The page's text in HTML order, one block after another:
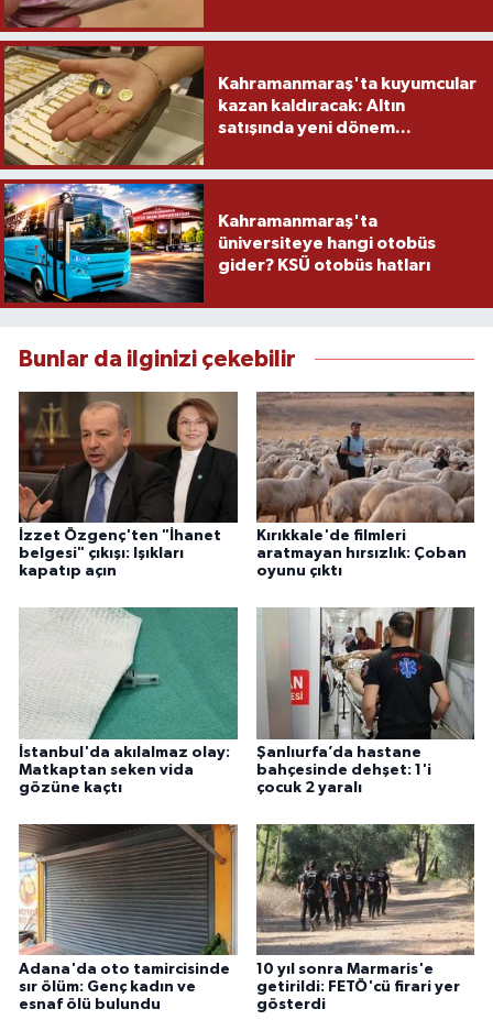
Kahramanmaraş'ta kuyumcular
kazan kaldıracak: Altın
satışında yeni dönem...
Kahramanmaraş'ta
üniversiteye hangi otobüs
gider? KSÜ otobüs hatları
Bunlar da ilginizi çekebilir
İzzet Özgenç'ten "İhanet
belgesi" çıkışı: Işıkları
kapatıp açın
Kırıkkale'de filmleri
aratmayan hırsızlık: Çoban
oyunu çıktı
İstanbul'da akılalmaz olay:
Matkaptan seken vida
gözüne kaçtı
Şanlıurfa’da hastane
bahçesinde dehşet: 1'i
çocuk 2 yaralı
Adana'da oto tamircisinde
sır ölüm: Genç kadın ve
esnaf ölü bulundu
10 yıl sonra Marmaris'e
getirildi: FETÖ'cü firari yer
gösterdi